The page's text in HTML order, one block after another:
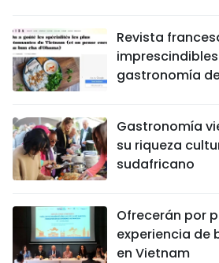
Revista
gastronomía
Gastronomía
su riqueza
sudafricano
Ofrecerán por
experiencia de
en Vietnam